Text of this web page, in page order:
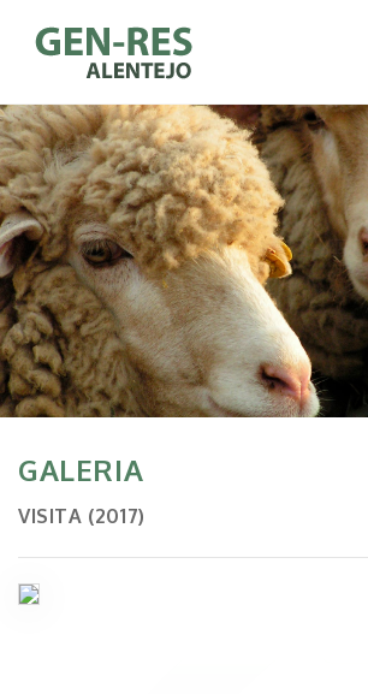
GALERIA
VISITA (2017)